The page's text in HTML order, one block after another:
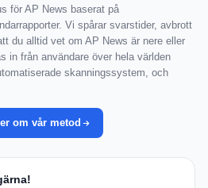
för AP News baserat på
Vi spårar svarstider, avbrott
du alltid vet om AP News är nere eller
in från användare över hela världen
skanningssystem, och
om vår metod